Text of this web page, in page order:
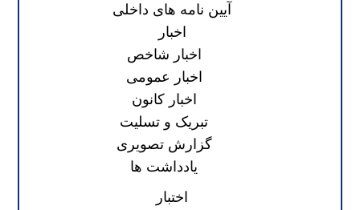
آیین نامه های داخلی
اخبار
اخبار شاخص
اخبار عمومی
اخبار کانون
تبریک و تسلیت
گزارش تصویری
یادداشت ها
اختبار